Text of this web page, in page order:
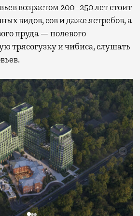
возрастом 200–250 лет стоит
видов, сов и даже ястребов, а
пруда — полевого
трясогузку и чибиса, слушать